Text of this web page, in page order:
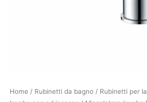
Home / Rubinetti da bagno / Rubinetti per
Miscelatore